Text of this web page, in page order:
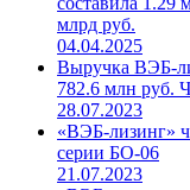
млрд руб.
04.04.2025
Выручка ВЭБ-
782.6 млн руб.
28.07.2023
«ВЭБ-лизинг»
серии БО-06
21.07.2023